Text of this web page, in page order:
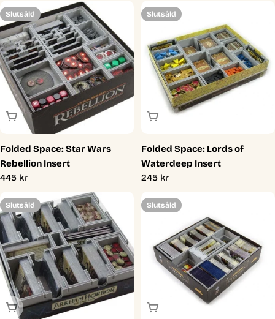
o
n
:
Slutsåld
Slutsåld
Folded Space: Star Wars
Rebellion Insert
Ordinarie
445 kr
Slutsåld
Slutsåld
Folded Space: Lords of
Waterdeep Insert
Ordinarie
245 kr
Slutsåld
Slutsåld
Slutsåld
Slutsåld